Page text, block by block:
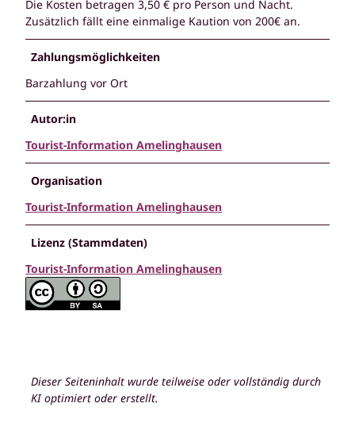
Die Kosten betragen 3,50 € pro Person und Nacht.
Zusätzlich fällt eine einmalige Kaution von 200€ an.
Zahlungsmöglichkeiten
Barzahlung vor Ort
Autor:in
Tourist-Information Amelinghausen
Organisation
Tourist-Information Amelinghausen
Lizenz (Stammdaten)
Tourist-Information Amelinghausen
Dieser Seiteninhalt wurde teilweise oder vollständig durch
KI optimiert oder erstellt.